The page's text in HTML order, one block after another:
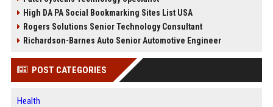
High DA PA Social Bookmarking Sites List USA
Rogers Solutions Senior Technology Consultant
Richardson-Barnes Auto Senior Automotive Engineer
POST CATEGORIES
Health